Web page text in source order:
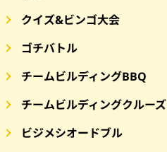
クイズ&ビンゴ大会
ゴチバトル
チームビルディングBBQ
チームビルディングクルーズ
ビジメシオードブル